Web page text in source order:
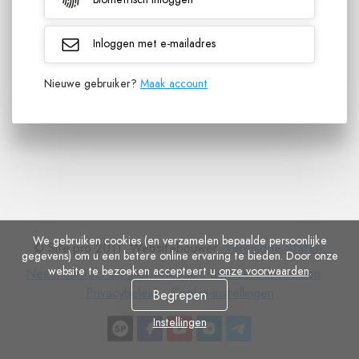
Inloggen met e-mailadres
Nieuwe gebruiker? Maak account
© Site.pro 2011. Websitebouwer.Verenigde Staten.
Neem
Neem contact op met verkoop Servicevoorwaarden
Servicevoorwaarden
Privacybeleid
Cookie-
instellingen
Cookie-instellingen
We gebruiken cookies (en verzamelen bepaalde persoonlijke
gegevens) om u een betere online ervaring te bieden. Door onze
website te bezoeken accepteert u onze voorwaarden.
Begrepen
Instellingen